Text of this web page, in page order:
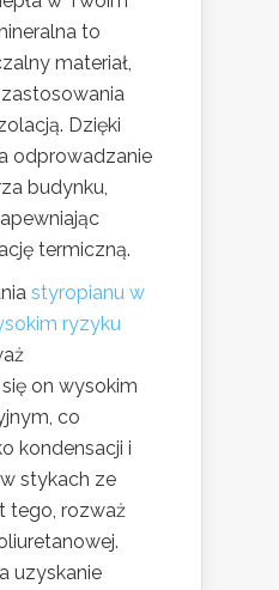
to
materiał,
Dzięki
odprowadzanie
budynku,
termiczną.
styropianu w
ryzyku
on wysokim
co
kondensacji i
stykach ze
tego, rozważ
uzyskanie